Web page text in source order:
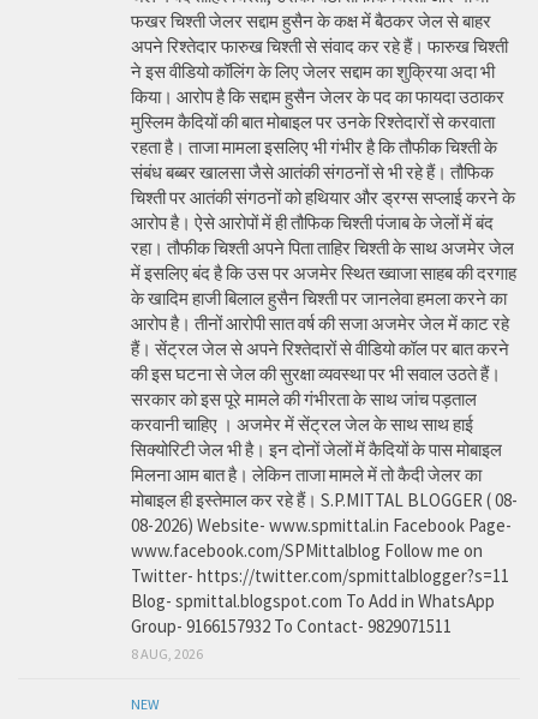
फखर चिश्ती जेलर सद्दाम हुसैन के कक्ष में बैठकर जेल से बाहर
अपने रिश्तेदार फारुख चिश्ती से संवाद कर रहे हैं। फारुख चिश्ती
ने इस वीडियो कॉलिंग के लिए जेलर सद्दाम का शुक्रिया अदा भी
किया। आरोप है कि सद्दाम हुसैन जेलर के पद का फायदा उठाकर
मुस्लिम कैदियों की बात मोबाइल पर उनके रिश्तेदारों से करवाता
रहता है। ताजा मामला इसलिए भी गंभीर है कि तौफीक चिश्ती के
संबंध बब्बर खालसा जैसे आतंकी संगठनों से भी रहे हैं। तौफिक
चिश्ती पर आतंकी संगठनों को हथियार और ड्रग्स सप्लाई करने के
आरोप है। ऐसे आरोपों में ही तौफिक चिश्ती पंजाब के जेलों में बंद
रहा। तौफीक चिश्ती अपने पिता ताहिर चिश्ती के साथ अजमेर जेल
में इसलिए बंद है कि उस पर अजमेर स्थित ख्वाजा साहब की दरगाह
के खादिम हाजी बिलाल हुसैन चिश्ती पर जानलेवा हमला करने का
आरोप है। तीनों आरोपी सात वर्ष की सजा अजमेर जेल में काट रहे
हैं। सेंट्रल जेल से अपने रिश्तेदारों से वीडियो कॉल पर बात करने
की इस घटना से जेल की सुरक्षा व्यवस्था पर भी सवाल उठते हैं।
सरकार को इस पूरे मामले की गंभीरता के साथ जांच पड़ताल
करवानी चाहिए । अजमेर में सेंट्रल जेल के साथ साथ हाई
सिक्योरिटी जेल भी है। इन दोनों जेलों में कैदियों के पास मोबाइल
मिलना आम बात है। लेकिन ताजा मामले में तो कैदी जेलर का
मोबाइल ही इस्तेमाल कर रहे हैं। S.P.MITTAL BLOGGER ( 08-
08-2026) Website- www.spmittal.in Facebook Page-
www.facebook.com/SPMittalblog Follow me on
Twitter- https://twitter.com/spmittalblogger?s=11
Blog- spmittal.blogspot.com To Add in WhatsApp
Group- 9166157932 To Contact- 9829071511
8 AUG, 2026
NEW